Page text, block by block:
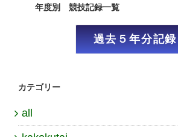
年度別 競技記録一覧
過去５年分記録
カテゴリー
all